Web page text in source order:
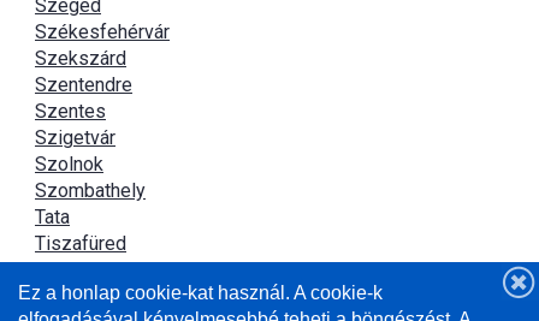
Szeged
Székesfehérvár
Szekszárd
Szentendre
Szentes
Szigetvár
Szolnok
Szombathely
Tata
Tiszafüred
Újszász
Ez a honlap cookie-kat használ. A cookie-k